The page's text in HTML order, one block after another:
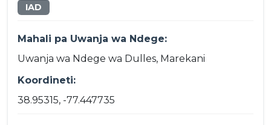
IAD
Mahali pa Uwanja wa Ndege:
Uwanja wa Ndege wa Dulles, Marekani
Koordineti:
38.95315, -77.447735